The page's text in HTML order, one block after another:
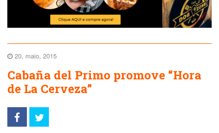
20, maio, 2015
Cabaña del Primo promove “Hora
de La Cerveza”